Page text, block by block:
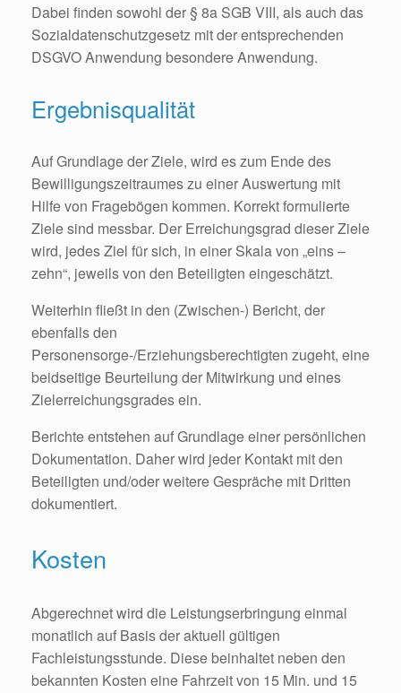
Dabei finden sowohl der § 8a SGB VIII, als auch das
Sozialdatenschutzgesetz mit der entsprechenden
DSGVO Anwendung besondere Anwendung.
Ergebnisqualität
Auf Grundlage der Ziele, wird es zum Ende des
Bewilligungszeitraumes zu einer Auswertung mit
Hilfe von Fragebögen kommen. Korrekt formulierte
Ziele sind messbar. Der Erreichungsgrad dieser Ziele
wird, jedes Ziel für sich, in einer Skala von „eins –
zehn“, jeweils von den Beteiligten eingeschätzt.
Weiterhin fließt in den (Zwischen-) Bericht, der
ebenfalls den
Personensorge-/Erziehungsberechtigten zugeht, eine
beidseitige Beurteilung der Mitwirkung und eines
Zielerreichungsgrades ein.
Berichte entstehen auf Grundlage einer persönlichen
Dokumentation. Daher wird jeder Kontakt mit den
Beteiligten und/oder weitere Gespräche mit Dritten
dokumentiert.
Kosten
Abgerechnet wird die Leistungserbringung einmal
monatlich auf Basis der aktuell gültigen
Fachleistungsstunde. Diese beinhaltet neben den
bekannten Kosten eine Fahrzeit von 15 Min. und 15